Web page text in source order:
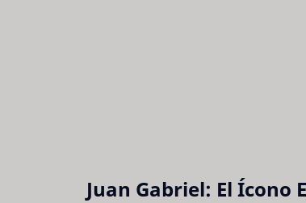
Juan Gabriel: El Ícono